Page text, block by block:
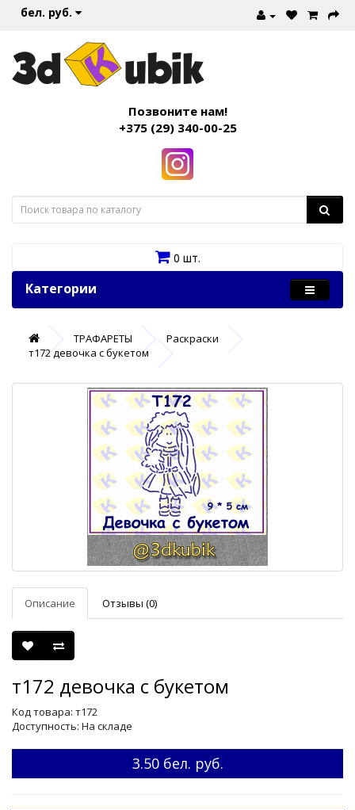
бел. руб.
Позвоните нам!
+375 (29) 340-00-25
0 шт.
Категории
ТРАФАРЕТЫ
Раскраски
т172 девочка с букетом
Описание Отзывы (0)
т172 девочка с букетом
Код товара: т172
Доступность: На складе
3.50 бел. руб.